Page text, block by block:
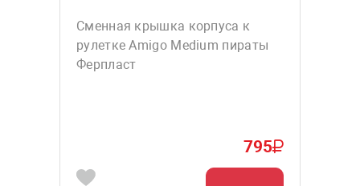
Сменная крышка корпуса к
рулетке Amigo Medium пираты
Ферпласт
795